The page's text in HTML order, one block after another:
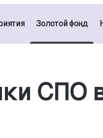
Золотой фонд
СПО